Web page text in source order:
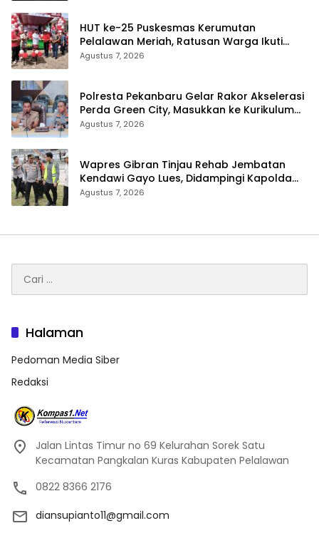
HUT ke-25 Puskesmas Kerumutan
Pelalawan Meriah, Ratusan Warga Ikuti
Jalan Santai dan Cek Kesehatan Gratis
Agustus 7, 2026
Polresta Pekanbaru Gelar Rakor Akselerasi
Perda Green City, Masukkan ke Kurikulum
Sekolah
Agustus 7, 2026
Wapres Gibran Tinjau Rehab Jembatan
Kendawi Gayo Lues, Didampingi Kapolda
Aceh
Agustus 7, 2026
untuk:
Halaman
Pedoman Media Siber
Redaksi
Jalan Lintas Timur no 69 Kelurahan Sorek Satu
Kecamatan Pangkalan Kuras Kabupaten Pelalawan
0822 8366 2176
diansupianto11@gmail.com